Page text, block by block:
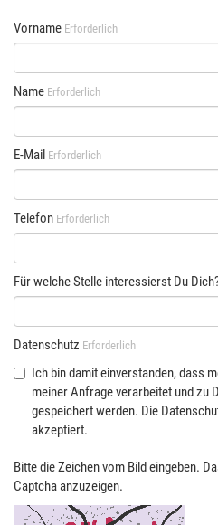
Vorname Erforderlich
Name Erforderlich
E-Mail Erforderlich
Telefon Erforderlich
Für welche Stelle interessierst Du
Datenschutz Erforderlich
Ich bin damit einverstanden, dass
meiner Anfrage verarbeitet und zu
gespeichert werden. Die
akzeptiert.
Bitte die Zeichen vom Bild eingeben.
Captcha anzuzeigen.